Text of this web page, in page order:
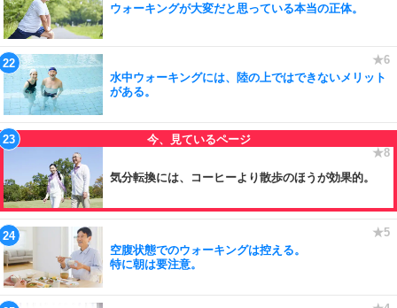
ウォーキングが大変だと思っている本当の正体。
水中ウォーキングには、陸の上ではできないメリット
がある。
気分転換には、コーヒーより散歩のほうが効果的。
空腹状態でのウォーキングは控える。
特に朝は要注意。